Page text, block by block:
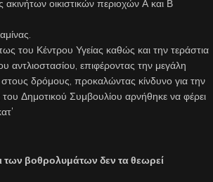
οικιστικών περιοχών Α και Β
του Κέντρου Υγείας καθώς και την τεράστια
αντλιοστασίου, επιφέροντας την μεγάλη
δρόμους, προκαλώντας κίνδυνο για την
Δημοτικού Συμβουλίου αρνήθηκε να φέρει
των βοθρολυμάτων δεν τα θεωρεί